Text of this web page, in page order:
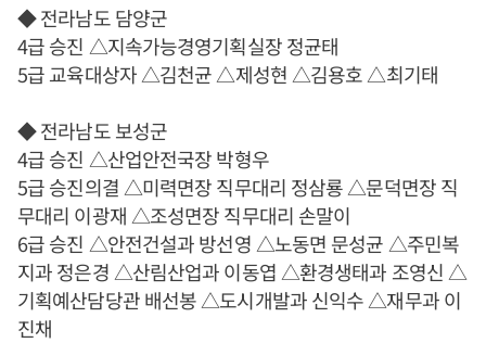
◆ 전라남도 담양군
4급 승진 △지속가능경영기획실장 정균태
5급 교육대상자 △김천균 △제성현 △김용호 △최기태
◆ 전라남도 보성군
4급 승진 △산업안전국장 박형우
5급 승진의결 △미력면장 직무대리 정삼룡 △문덕면장 직
무대리 이광재 △조성면장 직무대리 손말이
6급 승진 △안전건설과 방선영 △노동면 문성균 △주민복
지과 정은경 △산림산업과 이동엽 △환경생태과 조영신 △
기획예산담당관 배선봉 △도시개발과 신익수 △재무과 이
진채